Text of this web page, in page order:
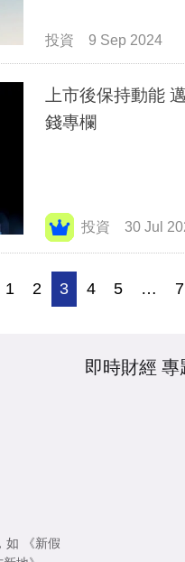
投資 9 Sep 2024
上市後保持動能
錢專欄
投資 30 Jul
1 2 3 4 5 … 7
如
《新假
即時財經 專